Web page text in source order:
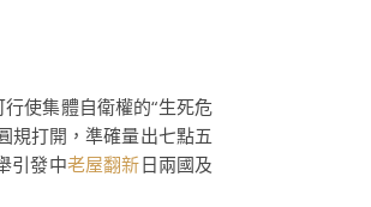
使集體自衛權的“生死危
規打開，準確量出七點五
引發中老屋翻新日兩國及